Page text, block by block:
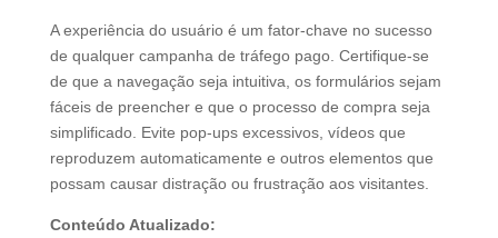
A experiência do usuário é um fator-chave no sucesso
de qualquer campanha de tráfego pago. Certifique-se
de que a navegação seja intuitiva, os formulários sejam
fáceis de preencher e que o processo de compra seja
simplificado. Evite pop-ups excessivos, vídeos que
reproduzem automaticamente e outros elementos que
possam causar distração ou frustração aos visitantes.
Conteúdo Atualizado: